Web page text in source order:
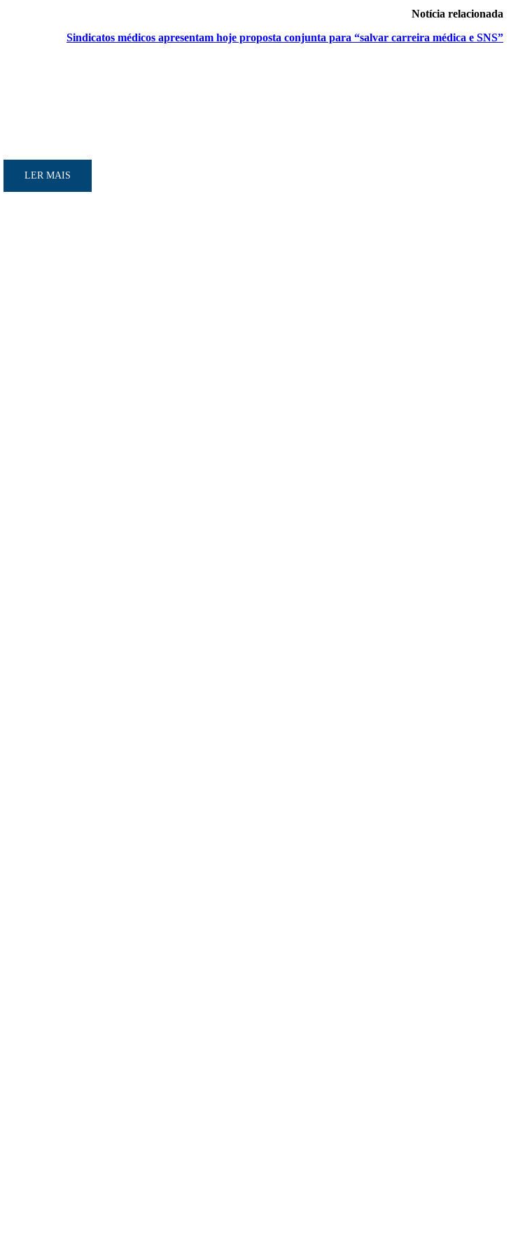
Notícia relacionada
Sindicatos médicos apresentam hoje proposta conjunta para “salvar carreira médica e SNS”
a diferença”
alerta associação
revela estudo
doentes não elegíveis para inibidores PD-(L)1
da Bayer
LER MAIS